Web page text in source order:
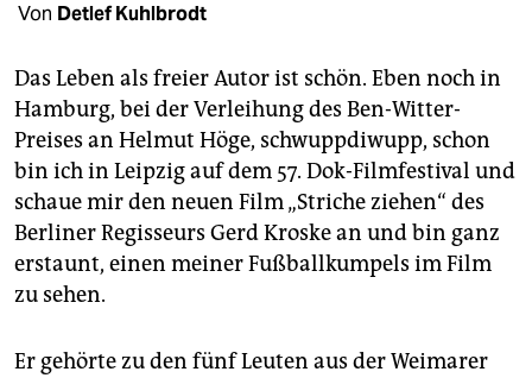
shop
fragen & hilfe
unterstützen
abo
genossenschaft
epaper login
Von Detlef Kuhlbrodt
Das Leben als freier Autor ist schön. Eben noch in
Hamburg, bei der Verleihung des Ben-Witter-
Preises an Helmut Höge, schwuppdiwupp, schon
bin ich in Leipzig auf dem 57. Dok-Filmfestival und
schaue mir den neuen Film „Striche ziehen“ des
Berliner Regisseurs Gerd Kroske an und bin ganz
erstaunt, einen meiner Fußballkumpels im Film
zu sehen.
Er gehörte zu den fünf Leuten aus der Weimarer